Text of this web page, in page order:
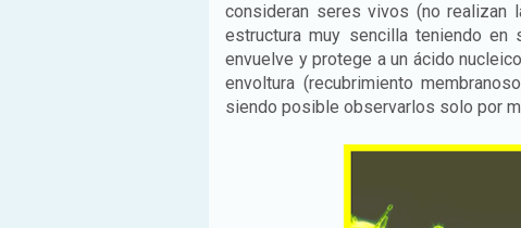
consideran seres vivos (no realizan
estructura muy sencilla teniendo
envuelve y protege a un ácido
envoltura (recubrimiento
siendo posible observarlos solo por